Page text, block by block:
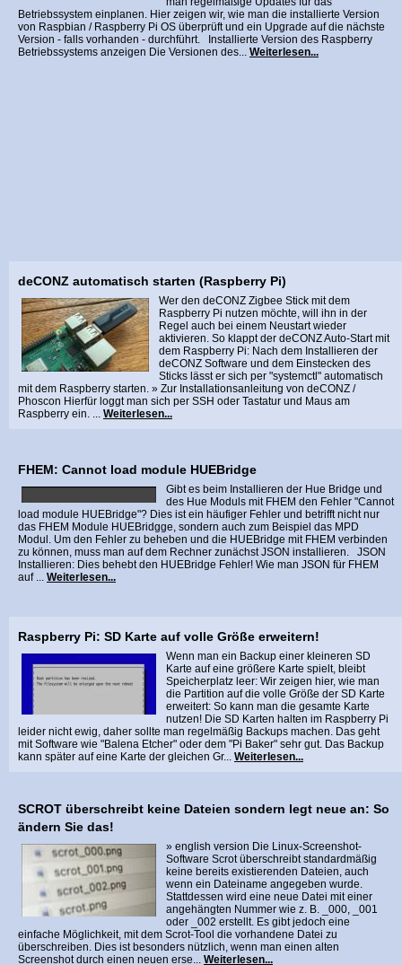
Betriebssystem einplanen. Hier zeigen wir, wie man die installierte Version
von Raspbian / Raspberry Pi OS überprüft und ein Upgrade auf die nächste
Version - falls vorhanden - durchführt. Installierte Version des Raspberry
Betriebssystems anzeigen Die Versionen des... Weiterlesen...
deCONZ automatisch starten (Raspberry Pi)
Wer den deCONZ Zigbee Stick mit dem
Raspberry Pi nutzen möchte, will ihn in der
Regel auch bei einem Neustart wieder
aktivieren. So klappt der deCONZ Auto-Start mit
dem Raspberry Pi: Nach dem Installieren der
deCONZ Software und dem Einstecken des
Sticks lässt er sich per "systemctl" automatisch
mit dem Raspberry starten. » Zur Installationsanleitung von deCONZ /
Phoscon Hierfür loggt man sich per SSH oder Tastatur und Maus am
Raspberry ein. ... Weiterlesen...
FHEM: Cannot load module HUEBridge
Gibt es beim Installieren der Hue Bridge und
des Hue Moduls mit FHEM den Fehler "Cannot
load module HUEBridge"? Dies ist ein häufiger Fehler und betrifft nicht nur
das FHEM Module HUEBridgge, sondern auch zum Beispiel das MPD
Modul. Um den Fehler zu beheben und die HUEBridge mit FHEM verbinden
zu können, muss man auf dem Rechner zunächst JSON installieren. JSON
Installieren: Dies behebt den HUEBridge Fehler! Wie man JSON für FHEM
auf ... Weiterlesen...
Raspberry Pi: SD Karte auf volle Größe erweitern!
Wenn man ein Backup einer kleineren SD
Karte auf eine größere Karte spielt, bleibt
Speicherplatz leer: Wir zeigen hier, wie man
die Partition auf die volle Größe der SD Karte
erweitert: So kann man die gesamte Karte
nutzen! Die SD Karten halten im Raspberry Pi
leider nicht ewig, daher sollte man regelmäßig Backups machen. Das geht
mit Software wie "Balena Etcher" oder dem "Pi Baker" sehr gut. Das Backup
kann später auf eine Karte der gleichen Gr... Weiterlesen...
SCROT überschreibt keine Dateien sondern legt neue an: So
ändern Sie das!
» english version Die Linux-Screenshot-
Software Scrot überschreibt standardmäßig
keine bereits existierenden Dateien, auch
wenn ein Dateiname angegeben wurde.
Stattdessen wird eine neue Datei mit einer
angehängten Nummer wie z. B. _000, _001
oder _002 erstellt. Es gibt jedoch eine
einfache Möglichkeit, mit dem Scrot-Tool die vorhandene Datei zu
überschreiben. Dies ist besonders nützlich, wenn man einen alten
Screenshot durch einen neuen erse... Weiterlesen...